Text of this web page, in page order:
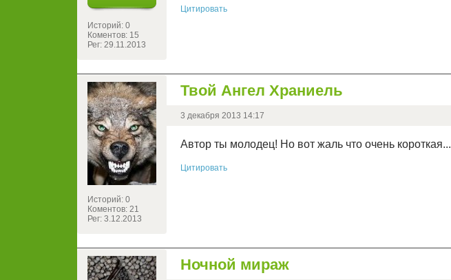
Историй: 0
Коментов: 15
Рег: 29.11.2013
Цитировать
Историй: 0
Коментов: 21
Рег: 3.12.2013
Твой Ангел Храниель
3 декабря 2013 14:17
Автор ты молодец! Но вот жаль что очень короткая...
Цитировать
Ночной мираж